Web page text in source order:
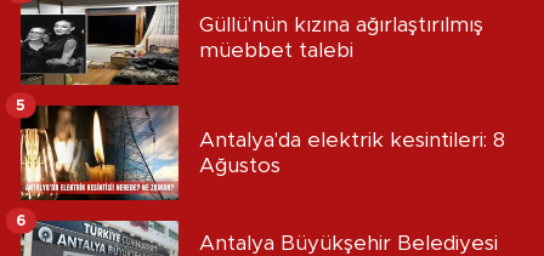
Güllü'nün kızına ağırlaştırılmış
müebbet talebi
Antalya'da elektrik kesintileri: 8
Ağustos
5
Antalya Büyükşehir Belediyesi
6